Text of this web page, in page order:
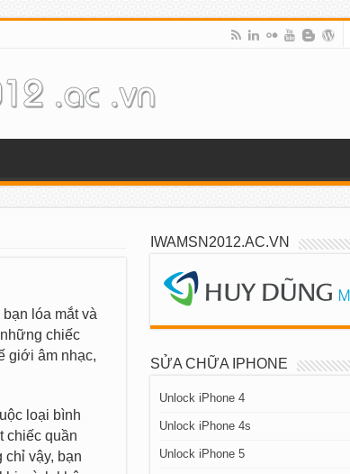
lóa mắt và
chiếc
giới âm nhạc,
loại bình
chiếc quần
chỉ vậy, bạn
IWAMSN2012.AC.VN
SỬA CHỮA IPHONE
Unlock iPhone 4
Unlock iPhone 4s
Unlock iPhone 5